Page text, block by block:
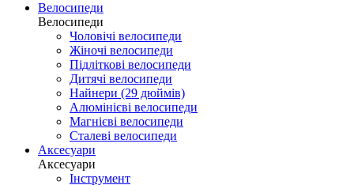
Велосипеди
Велосипеди
Чоловічі велосипеди
Жіночі велосипеди
Підліткові велосипеди
Дитячі велосипеди
Найнери (29 дюймів)
Алюмінієві велосипеди
Магнієві велосипеди
Сталеві велосипеди
Аксесуари
Аксесуари
Інструмент